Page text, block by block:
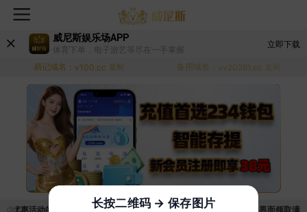
威尼斯娱乐场APP
体育下单，电子游艺等尽在一手掌握
立即下载
易记域名： v100.cc 复制 备用域名： vv20261.cc 复制
优惠活动的手续麻烦，已新增优惠系统，现在可以前往【福利中心】界面领取满
长按二维码 → 保存图片